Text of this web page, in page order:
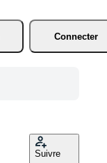
Connecter
Suivre